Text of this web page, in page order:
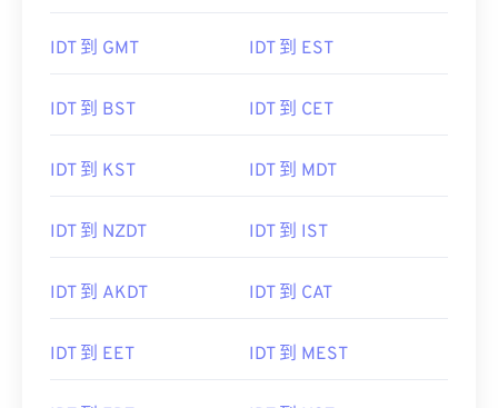
IDT 到 GMT IDT 到 EST
IDT 到 BST IDT 到 CET
IDT 到 KST IDT 到 MDT
IDT 到 NZDT IDT 到 IST
IDT 到 AKDT IDT 到 CAT
IDT 到 EET IDT 到 MEST